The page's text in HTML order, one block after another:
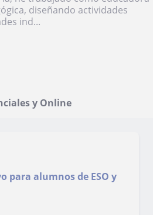
diseñando actividades
ind...
y Online
para alumnos de ESO y